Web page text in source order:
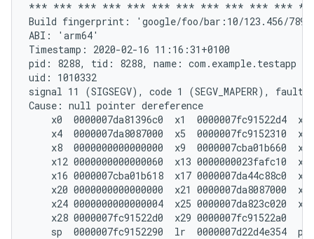
*** *** *** *** *** *** *** *** *** *** ***
Build fingerprint: 'google/foo/bar:10/123.456/
ABI: 'arm64'
Timestamp: 2020-02-16 11:16:31+0100
pid: 8288, tid: 8288, name: com.example.testapp
uid: 1010332
signal 11 (SIGSEGV), code 1 (SEGV_MAPERR), fault
Cause: null pointer dereference
x0  0000007da81396c0  x1  0000007fc91522d4
x4  0000007da8087000  x5  0000007fc9152310
x8  0000000000000000  x9  0000007cba01b660
x12 0000000000000060  x13 0000000023fafc10
x16 0000007cba01b618  x17 0000007da44c88c0
x20 0000000000000000  x21 0000007da8087000
x24 0000000000000004  x25 0000007da823c020
    x28 0000007fc91522d0  x29 0000007fc91522a0
sp  0000007fc9152290  lr  0000007d22d4e354  pc